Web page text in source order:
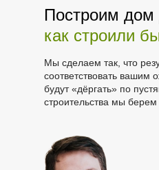
Построим дом
как строили
Мы сделаем так, что
соответствовать вашим
будут «дёргать» по
строительства мы